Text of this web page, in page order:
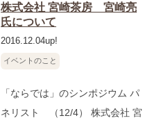
株式会社 宮崎茶房 宮崎亮
氏について
2016.12.04up!
イベントのこと
「ならでは」のシンポジウム パ
ネリスト （12/4） 株式会社 宮